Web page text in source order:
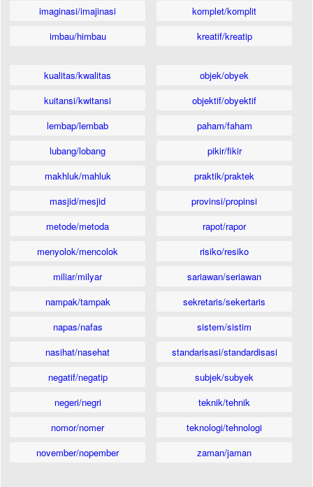
imaginasi/imajinasi
imbau/himbau
komplet/komplit
kreatif/kreatip
kualitas/kwalitas
kuitansi/kwitansi
lembap/lembab
lubang/lobang
makhluk/mahluk
masjid/mesjid
metode/metoda
menyolok/mencolok
miliar/milyar
nampak/tampak
napas/nafas
nasihat/nasehat
negatif/negatip
negeri/negri
nomor/nomer
november/nopember
objek/obyek
objektif/obyektif
paham/faham
pikir/fikir
praktik/praktek
provinsi/propinsi
rapot/rapor
risiko/resiko
sariawan/seriawan
sekretaris/sekertaris
sistem/sistim
standarisasi/standardisasi
subjek/subyek
teknik/tehnik
teknologi/tehnologi
zaman/jaman